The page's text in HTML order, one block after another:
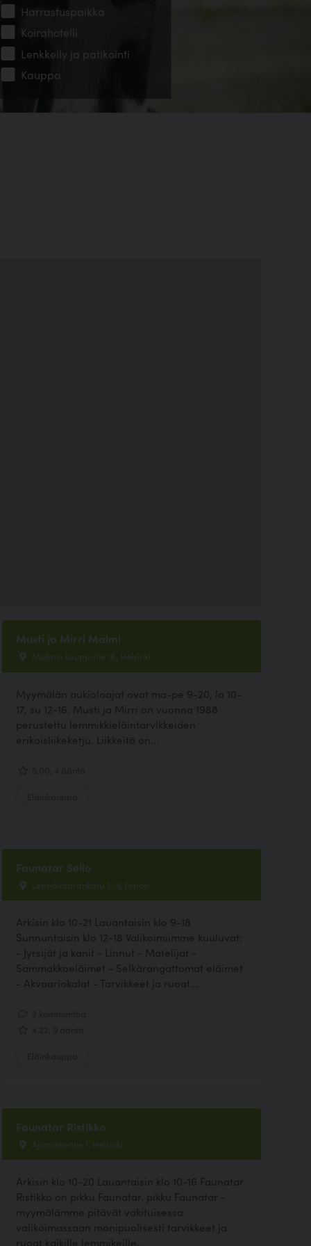
Harrastuspaikka
Koirahotelli
Lenkkeily ja patikointi
Kauppa
Musti ja Mirri Malmi
Malmin kauppatie 18, Helsinki
Myymälän aukioloajat ovat ma-pe 9-20, la 10-
17, su 12-16. Musti ja Mirri on vuonna 1988
perustettu lemmikkieläintarvikkeiden
erikoisliikeketju. Liikkeitä on...
Faunatar Sello
Leppävaarankatu 3-9, Espoo
Arkisin klo 10-21 Lauantaisin klo 9-18
Sunnuntaisin klo 12-18 Valikoimiimme kuuluvat:
- Jyrsijät ja kanit - Linnut - Matelijat -
Sammakkoeläimet - Selkärangattomat eläimet
- Akvaariokalat - Tarvikkeet ja ruoat...
Faunatar Ristikko
Ajomiehentie 1, Helsinki
Arkisin klo 10-20 Lauantaisin klo 10-16 Faunatar
Ristikko on pikku Faunatar. pikku Faunatar -
myymälämme pitävät vakituisessa
valikoimassaan monipuolisesti tarvikkeet ja
ruoat kaikille lemmikeille,...